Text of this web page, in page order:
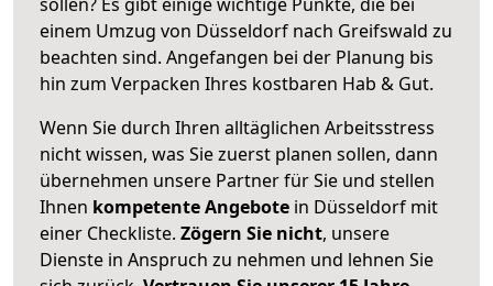
einem Umzug von Düsseldorf nach Greifswald zu
beachten sind. Angefangen bei der Planung bis
hin zum Verpacken Ihres kostbaren Hab & Gut.
Wenn Sie durch Ihren alltäglichen Arbeitsstress
nicht wissen, was Sie zuerst planen sollen, dann
übernehmen unsere Partner für Sie und stellen
Ihnen kompetente Angebote in Düsseldorf mit
einer Checkliste. Zögern Sie nicht, unsere
Dienste in Anspruch zu nehmen und lehnen Sie